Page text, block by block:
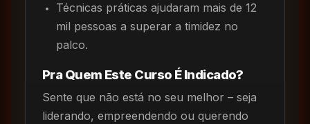
Técnicas práticas ajudaram mais de 12
mil pessoas a superar a timidez no
palco.
Pra Quem Este Curso É Indicado?
Sente que não está no seu melhor – seja
liderando, empreendendo ou querendo